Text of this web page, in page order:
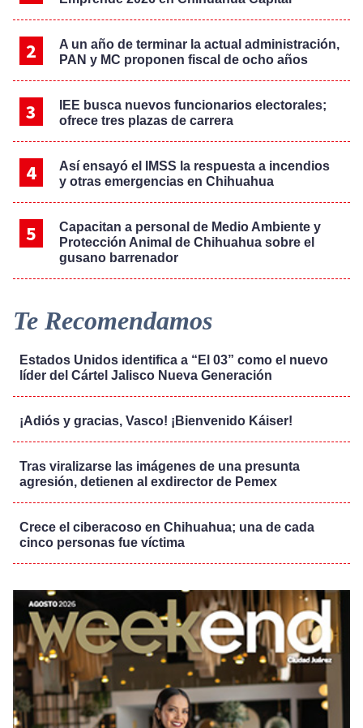
A un año de terminar la actual administración,
PAN y MC proponen fiscal de ocho años
IEE busca nuevos funcionarios electorales;
ofrece tres plazas de carrera
Así ensayó el IMSS la respuesta a incendios
y otras emergencias en Chihuahua
Capacitan a personal de Medio Ambiente y
Protección Animal de Chihuahua sobre el
gusano barrenador
Te Recomendamos
Estados Unidos identifica a “El 03” como el nuevo
líder del Cártel Jalisco Nueva Generación
¡Adiós y gracias, Vasco! ¡Bienvenido Káiser!
Tras viralizarse las imágenes de una presunta
agresión, detienen al exdirector de Pemex
Crece el ciberacoso en Chihuahua; una de cada
cinco personas fue víctima